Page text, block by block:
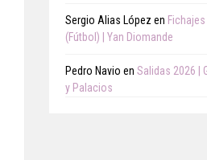
Sergio Alias López en
(Fútbol) | Yan Diomande
Pedro Navio en Salidas 2026 |
y Palacios